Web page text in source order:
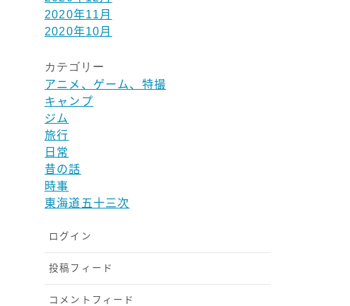
2020年11月
2020年10月
カテゴリー
アニメ、ゲーム、特撮
キャンプ
ジム
旅行
日常
昔の話
時事
東海道五十三次
ログイン
投稿フィード
コメントフィード